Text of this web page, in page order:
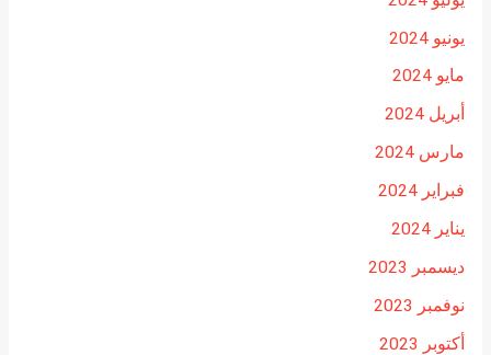
يونيو 2024
مايو 2024
أبريل 2024
مارس 2024
فبراير 2024
يناير 2024
ديسمبر 2023
نوفمبر 2023
أكتوبر 2023